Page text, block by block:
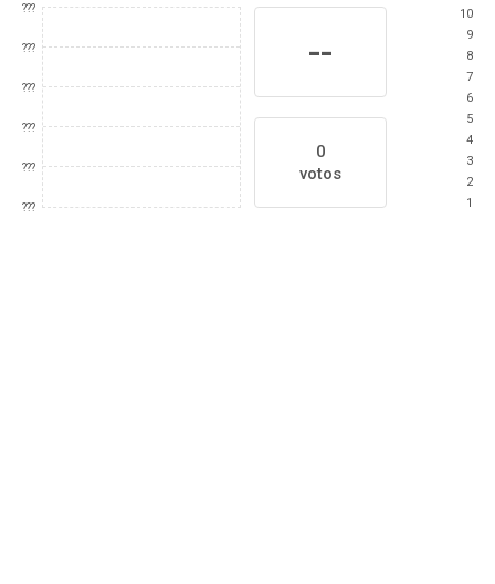
???
???
???
???
???
???
--
0
votos
10
9
8
7
6
5
4
3
2
1